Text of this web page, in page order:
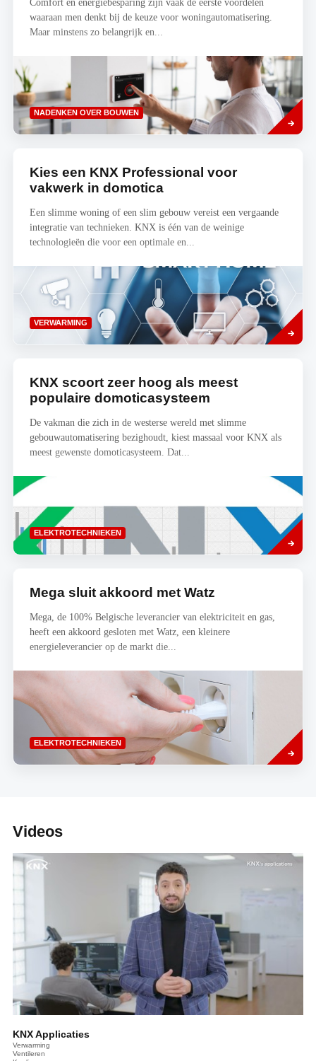
Comfort en energiebesparing zijn vaak de eerste voordelen
waaraan men denkt bij de keuze voor woningautomatisering.
Maar minstens zo belangrijk en...
NADENKEN OVER BOUWEN
Read
more
Kies een KNX Professional voor
vakwerk in domotica
Een slimme woning of een slim gebouw vereist een vergaande
integratie van technieken. KNX is één van de weinige
technologieën die voor een optimale en...
VERWARMING
Read
more
KNX scoort zeer hoog als meest
populaire domoticasysteem
De vakman die zich in de westerse wereld met slimme
gebouwautomatisering bezighoudt, kiest massaal voor KNX als
meest gewenste domoticasysteem. Dat...
ELEKTROTECHNIEKEN
Lees
meer
Mega sluit akkoord met Watz
Mega, de 100% Belgische leverancier van elektriciteit en gas,
heeft een akkoord gesloten met Watz, een kleinere
energieleverancier op de markt die...
ELEKTROTECHNIEKEN
meer
Videos
KNX Applicaties
Verwarming
Ventileren